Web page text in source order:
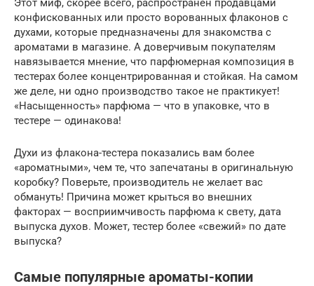
Этот миф, скорее всего, распространен продавцами
конфискованных или просто ворованных флаконов с
духами, которые предназначены для знакомства с
ароматами в магазине. А доверчивым покупателям
навязывается мнение, что парфюмерная композиция в
тестерах более концентрированная и стойкая. На самом
же деле, ни одно производство такое не практикует!
«Насыщенность» парфюма — что в упаковке, что в
тестере — одинакова!
Духи из флакона-тестера показались вам более
«ароматными», чем те, что запечатаны в оригинальную
коробку? Поверьте, производитель не желает вас
обмануть! Причина может крыться во внешних
факторах — восприимчивость парфюма к свету, дата
выпуска духов. Может, тестер более «свежий» по дате
выпуска?
Самые популярные ароматы-копии